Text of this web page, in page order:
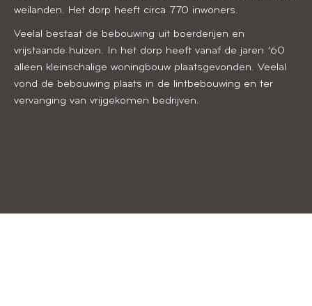
weilanden. Het dorp heeft circa 770 inwoners.
Veelal bestaat de bebouwing uit boerderijen en
vrijstaande huizen. In het dorp heeft vanaf de jaren ’60
alleen kleinschalige woningbouw plaatsgevonden. Veelal
vond de bebouwing plaats in de lintbebouwing en ter
vervanging van vrijgekomen bedrijven.